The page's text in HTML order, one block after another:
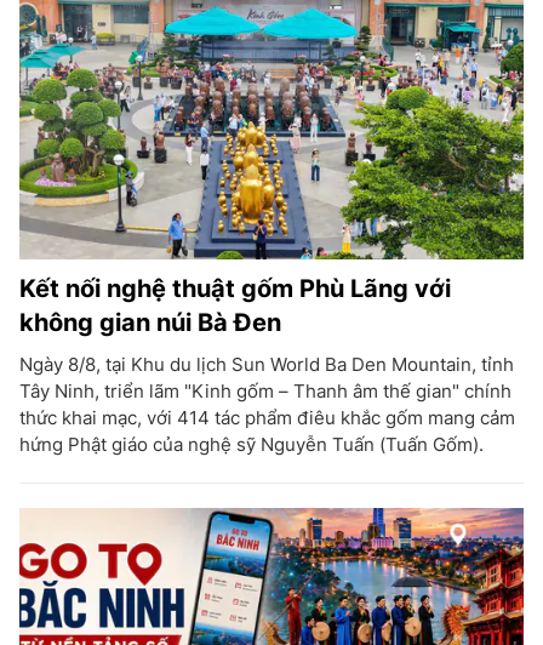
Kết nối nghệ thuật gốm Phù Lãng với
không gian núi Bà Đen
Ngày 8/8, tại Khu du lịch Sun World Ba Den Mountain, tỉnh
Tây Ninh, triển lãm "Kinh gốm – Thanh âm thế gian" chính
thức khai mạc, với 414 tác phẩm điêu khắc gốm mang cảm
hứng Phật giáo của nghệ sỹ Nguyễn Tuấn (Tuấn Gốm).